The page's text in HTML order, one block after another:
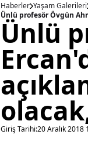
Haberler Yaşam Galerileri
Ünlü
Giriş Tarihi:20 Aralık 2018